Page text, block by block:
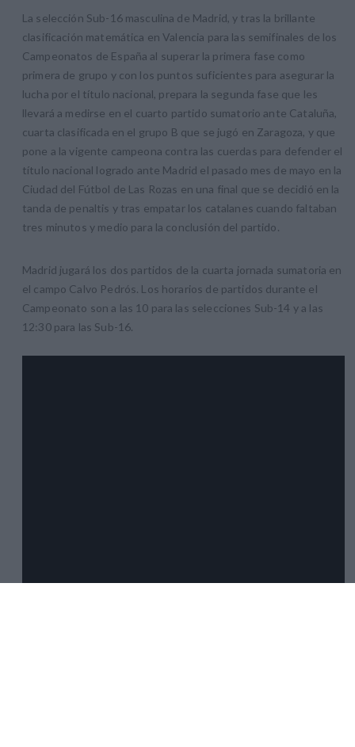
La selección Sub-16 masculina de Madrid, y tras la brillante
clasificación matemática en Valencia para las semifinales de los
Campeonatos de España al superar la primera fase como
primera de grupo y con los puntos suficientes para asegurar la
lucha por el título nacional, prepara la segunda fase que les
llevará a medirse en el cuarto partido sumatorio ante Cataluña,
cuarta clasificada en el grupo B que se jugó en Zaragoza, y que
pone a la vigente campeona contra las cuerdas para defender el
título nacional logrado ante Madrid el pasado mes de mayo en la
Ciudad del Fútbol de Las Rozas en una final que se decidió en la
tanda de penaltis y tras empatar los catalanes cuando faltaban
tres minutos y medio para la conclusión del partido.
Madrid jugará los dos partidos de la cuarta jornada sumatoria en
el campo Calvo Pedrós. Los horarios de partidos durante el
Campeonato son a las 10 para las selecciones Sub-14 y a las
12:30 para las Sub-16.